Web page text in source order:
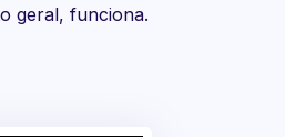
geral, funciona.